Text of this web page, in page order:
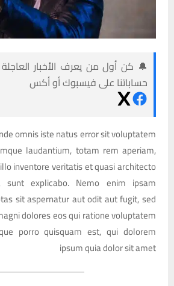
🔔 كن أول من يعرف الأخبار العاجلة
حساباتنا على فيسبوك أو أكس
omnis iste natus error sit voluptatem
laudantium, totam rem aperiam,
inventore veritatis et quasi architecto
explicabo. Nemo enim ipsam
sit aspernatur aut odit aut fugit, sed
dolores eos qui ratione voluptatem
porro quisquam est, qui dolorem
ipsum quia dolor sit amet